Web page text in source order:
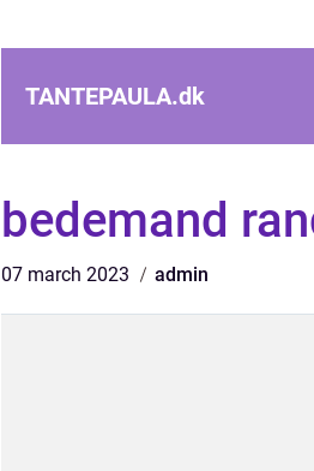
TANTEPAULA.dk
bedemand
07 march 2023 admin